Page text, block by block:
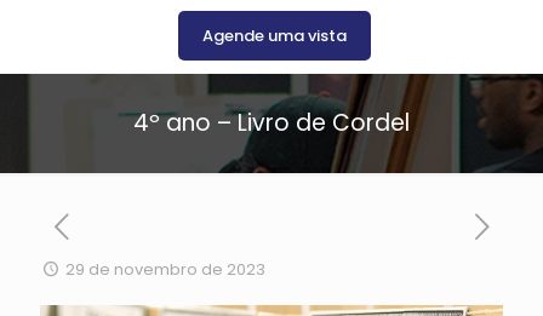
Agende uma vista
4º ano – Livro de Cordel
29 de novembro de 2023